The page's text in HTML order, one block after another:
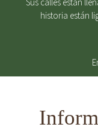
historia están